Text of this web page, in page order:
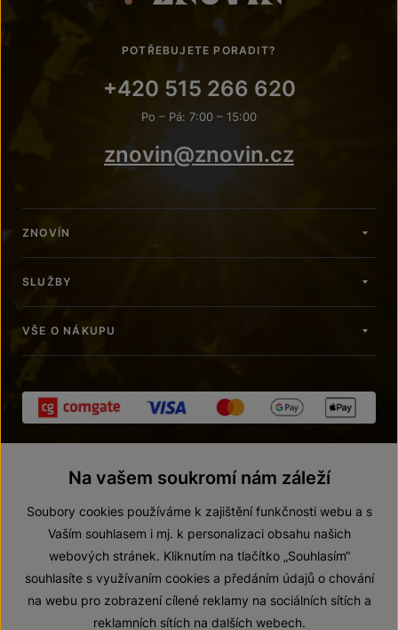
POTŘEBUJETE PORADIT?
+420 515 266 620
Po – Pá: 7:00 – 15:00
znovin@znovin.cz
ZNOVÍN
SLUŽBY
VŠE O NÁKUPU
© 2026 ZNOVÍN ZNOJMO, a. s.
Prohlášení o přístupnosti
Na vašem soukromí nám záleží
Soubory cookies používáme k zajištění funkčnosti webu a s
Vaším souhlasem i mj. k personalizaci obsahu našich
webových stránek. Kliknutím na tlačítko „Souhlasím“
souhlasíte s využívaním cookies a předáním údajů o chování
na webu pro zobrazení cílené reklamy na sociálních sítích a
reklamních sítích na dalších webech.